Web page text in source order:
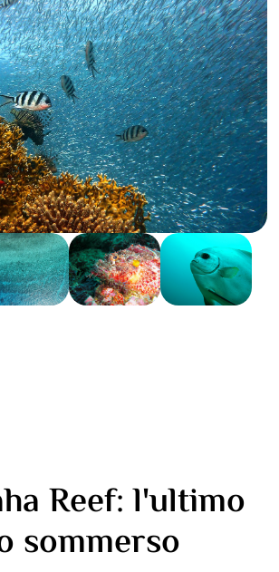
Reef: l'ultimo
sommerso